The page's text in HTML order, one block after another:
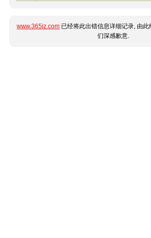
www.365jz.com 已经将此出错信息详细记录, 由
们深感歉意.